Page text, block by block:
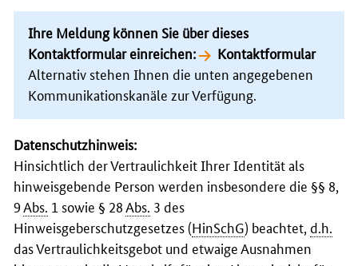
Ihre Meldung können Sie über dieses
Kontaktformular einreichen:
Kontaktformular
Alternativ stehen Ihnen die unten angegebenen
Kommunikationskanäle zur Verfügung.
Datenschutzhinweis:
Hinsichtlich der Vertraulichkeit Ihrer Identität als
hinweisgebende Person werden insbesondere die §§ 8,
9Abs. 1 sowie § 28 Abs. 3 des
Hinweisgeberschutzgesetzes (HinSchG) beachtet, d.h.
das Vertraulichkeitsgebot und etwaige Ausnahmen